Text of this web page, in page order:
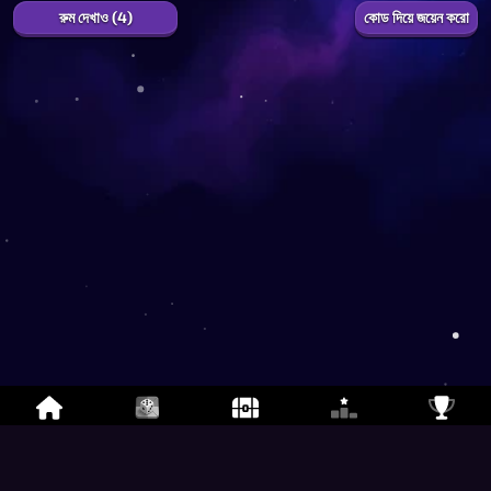
রুম দেখাও (4) কোড দিয়ে জয়েন করো